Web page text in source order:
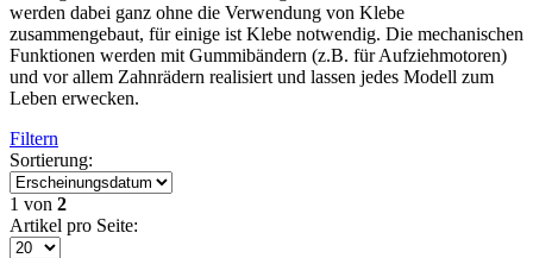
werden dabei ganz ohne die Verwendung von Klebe
zusammengebaut, für einige ist Klebe notwendig. Die mechanischen
Funktionen werden mit Gummibändern (z.B. für Aufziehmotoren)
und vor allem Zahnrädern realisiert und lassen jedes Modell zum
Leben erwecken.
Filtern
Sortierung:
1 von 2
Artikel pro Seite: